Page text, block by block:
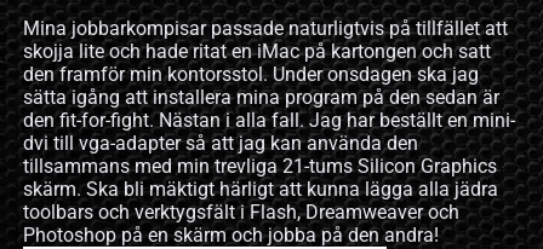
Mina jobbarkompisar passade naturligtvis på tillfället att
skojja lite och hade ritat en iMac på kartongen och satt
den framför min kontorsstol. Under onsdagen ska jag
sätta igång att installera mina program på den sedan är
den fit-for-fight. Nästan i alla fall. Jag har beställt en mini-
dvi till vga-adapter så att jag kan använda den
tillsammans med min trevliga 21-tums Silicon Graphics
skärm. Ska bli mäktigt härligt att kunna lägga alla jädra
toolbars och verktygsfält i Flash, Dreamweaver och
Photoshop på en skärm och jobba på den andra!